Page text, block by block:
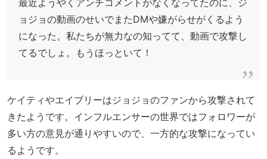
最近ようやくアンチコメントがなくなってたのに、ジ
ョジョの動画のせいでまたDMや嫌がらせがくるよう
になった。私たちが無力なの知ってて、動画で攻撃し
てるでしょ。もうほっといて！
ケイティやエイブリーはジョジョのファンから攻撃されて
きたようです。インフルエンサーの世界ではフォロワーが
多い方の意見が通りやすいので、一方的な攻撃になってい
るようです。